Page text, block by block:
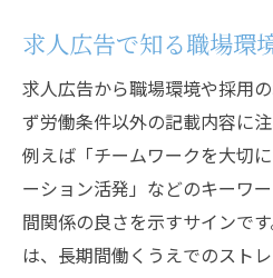
採用と環境を総合比
求人広告の環境情報
ト
バイトと正社員の求
境
採用活動で失敗しな
求人広告で知る職場環
求人広告から職場環境や採用
ず労働条件以外の記載内容に
例えば「チームワークを大切
ーション活発」などのキーワ
間関係の良さを示すサインで
は、長期間働くうえでのスト